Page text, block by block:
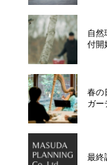
自然
付開
春の
ガー
最終